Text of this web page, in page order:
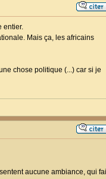
entier.
Mais ça, les africains
chose politique (...) car si je
aucune ambiance, qui